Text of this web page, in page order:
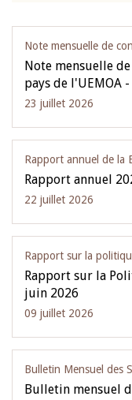
Note mensuelle de
Note mensuelle
pays de l'UEMOA
23 juillet 2026
Rapport annuel de la
Rapport annuel
22 juillet 2026
Rapport sur la
Rapport sur la
juin 2026
09 juillet 2026
Bulletin Mensuel des
Bulletin mensuel